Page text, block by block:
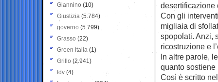
desertificazione
Con gli
migliaia di
spopolati. Anzi,
ricostruzione e
In altre parole,
quanto
Così è scritto
Giannino (10)
Giustizia (5.784)
governo (5.799)
Grasso (22)
Green Italia (1)
Grillo (2.941)
Idv (4)